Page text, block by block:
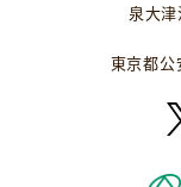
泉大
東京都